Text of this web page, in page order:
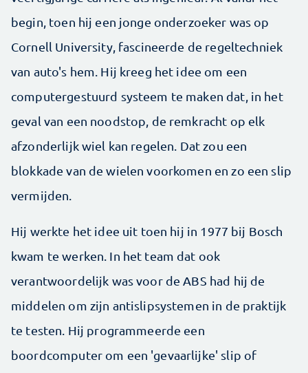
begin, toen hij een jonge onderzoeker was op
Cornell University, fascineerde de regeltechniek
van auto's hem. Hij kreeg het idee om een
computergestuurd systeem te maken dat, in het
geval van een noodstop, de remkracht op elk
afzonderlijk wiel kan regelen. Dat zou een
blokkade van de wielen voorkomen en zo een slip
vermijden.
Hij werkte het idee uit toen hij in 1977 bij Bosch
kwam te werken. In het team dat ook
verantwoordelijk was voor de ABS had hij de
middelen om zijn antislipsystemen in de praktijk
te testen. Hij programmeerde een
boordcomputer om een 'gevaarlijke' slip of